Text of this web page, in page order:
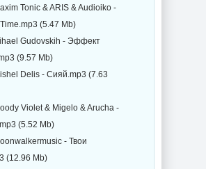
Tonic & ARIS & Audioiko -
(5.47 Mb)
Gudovskih - Эффект
(9.57 Mb)
Delis - Сияй.mp3 (7.63
Violet & Migelo & Arucha -
(5.52 Mb)
- Твои
(12.96 Mb)